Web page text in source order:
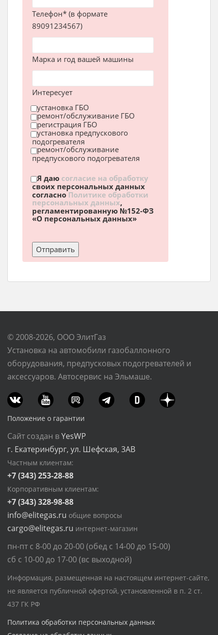
Телефон* (в формате
89091234567)
Марка и год вашей машины
Интересует
установка ГБО
ремонт/обслуживание ГБО
регистрация ГБО
установка предпускового
подогревателя
ремонт/обслуживание
предпускового подогревателя
Я даю согласие на обработку
своих персональных данных
согласно Политике обработки
персональных данных,
регламентированную №152-ФЗ
«О персональных данных»
© 2008-2026, ООО ЭлитГаз
Установка на автомобили газобаллонного
оборудования, предпусковых подогревателей и
аксессуаров. Автосервис на Эльмаше.
Положение о гарантии
Сайт создан вYesWP
г. Екатеринбург, ул. Шефская, 3АВ
Частным клиентам:
+7 (343) 253-28-88
Корпоративным клиентам:
+7 (343) 328-98-88
info@elitegas.ru общие вопросы
cargo@elitegas.ru интернет-магазин
пн-пт с 8-00 до 20-00 (обед с 14-00 до 15-00)
сб с 10-00 до 17-00 (вс выходной)
Информация, размещенная на настоящем интернет-сайте,
не является публичной офертой, установленной в п. 2 ст.
437 ГК РФ
Политика обработки персональных данных